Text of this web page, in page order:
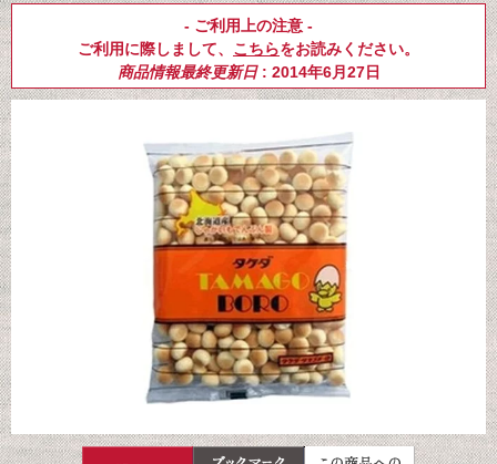
- ご利用上の注意 -
ご利用に際しまして、 こちらをお読みください。
商品情報最終更新日: 2014年6月27日